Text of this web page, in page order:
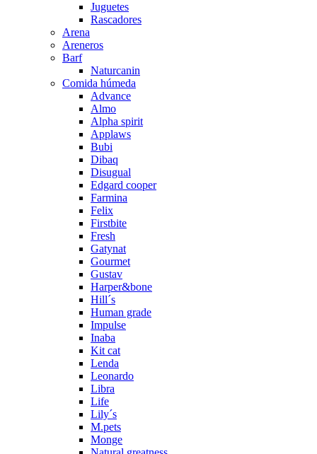
Juguetes
Rascadores
Arena
Areneros
Barf
Naturcanin
Comida húmeda
Advance
Almo
Alpha spirit
Applaws
Bubi
Dibaq
Disugual
Edgard cooper
Farmina
Felix
Firstbite
Fresh
Gatynat
Gourmet
Gustav
Harper&bone
Hill´s
Human grade
Impulse
Inaba
Kit cat
Lenda
Leonardo
Libra
Life
Lily´s
M.pets
Monge